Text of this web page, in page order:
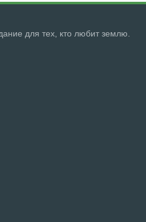
для тех, кто любит землю.